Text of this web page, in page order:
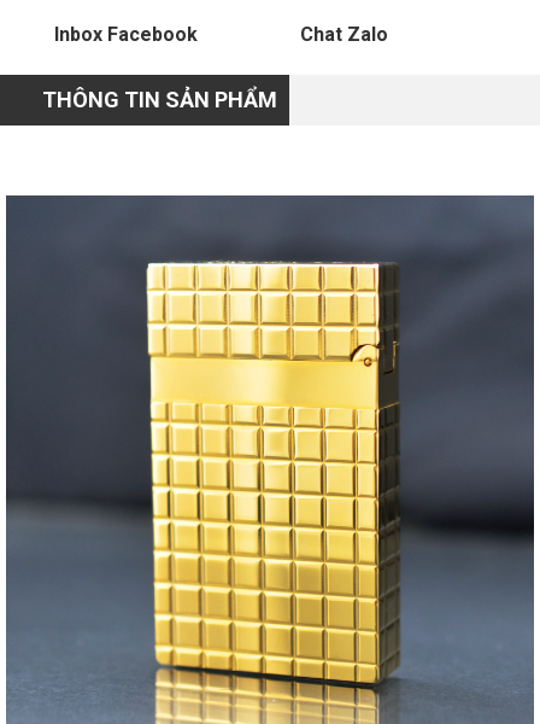
Inbox Facebook Chat Zalo
THÔNG TIN SẢN PHẨM